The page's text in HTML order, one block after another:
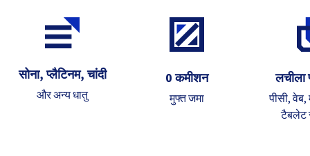
सोना, प्लैटिनम, चांदी
और अन्य धातु
0 कमीशन
मुफ्त जमा
लचीला
पीसी,
टैबलेट